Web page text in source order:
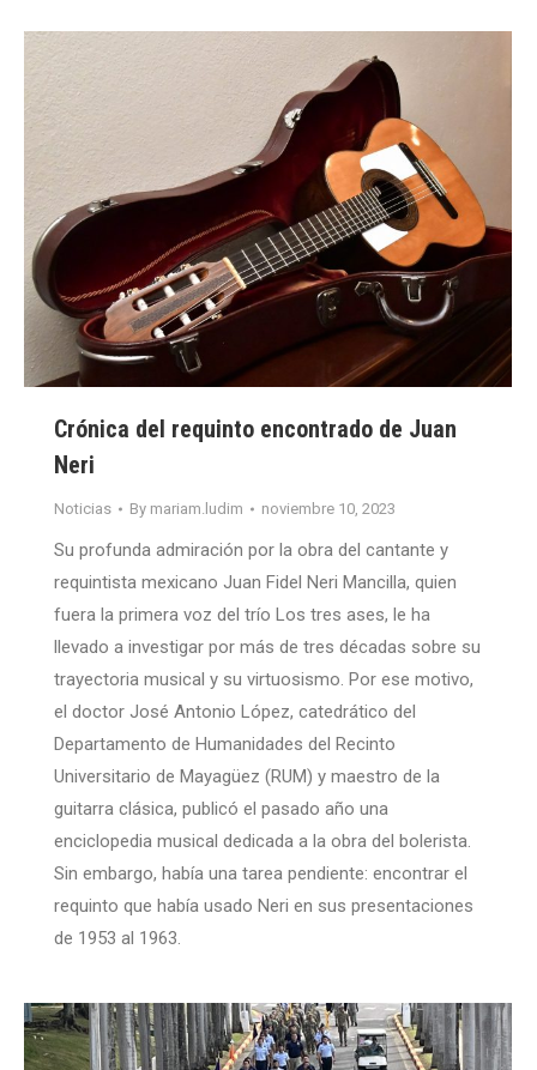
Crónica del requinto encontrado de Juan
Neri
Noticias By mariam.ludim noviembre 10, 2023
Su profunda admiración por la obra del cantante y
requintista mexicano Juan Fidel Neri Mancilla, quien
fuera la primera voz del trío Los tres ases, le ha
llevado a investigar por más de tres décadas sobre su
trayectoria musical y su virtuosismo. Por ese motivo,
el doctor José Antonio López, catedrático del
Departamento de Humanidades del Recinto
Universitario de Mayagüez (RUM) y maestro de la
guitarra clásica, publicó el pasado año una
enciclopedia musical dedicada a la obra del bolerista.
Sin embargo, había una tarea pendiente: encontrar el
requinto que había usado Neri en sus presentaciones
de 1953 al 1963.